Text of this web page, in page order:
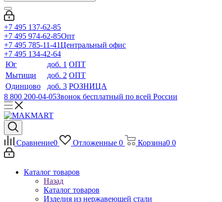
+7 495 137-62-85
+7 495 974-62-85Опт
+7 495 785-11-41Центральный офис
+7 495 134-42-64
Юг
доб. 1 ОПТ
Мытищи
доб. 2 ОПТ
Одинцово
доб. 3 РОЗНИЦА
8 800 200-04-05Звонок бесплатный по всей России
Сравнение0 Отложенные 0 Корзина0 0
Каталог товаров
Назад
Каталог товаров
Изделия из нержавеющей стали